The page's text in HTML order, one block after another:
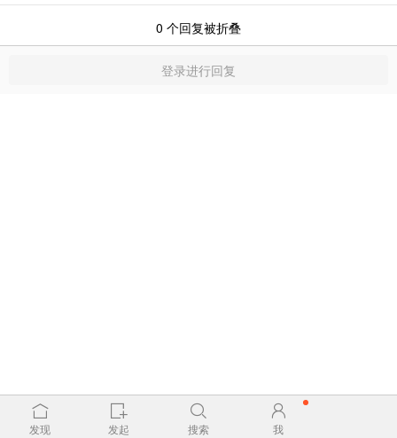
0 个回复被折叠
登录进行回复
发现 发起 搜索 我